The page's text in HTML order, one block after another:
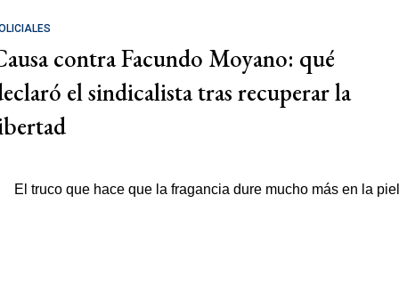
contra Facundo Moyano: qué
el sindicalista tras recuperar la